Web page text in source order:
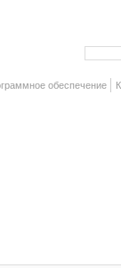
обеспечение